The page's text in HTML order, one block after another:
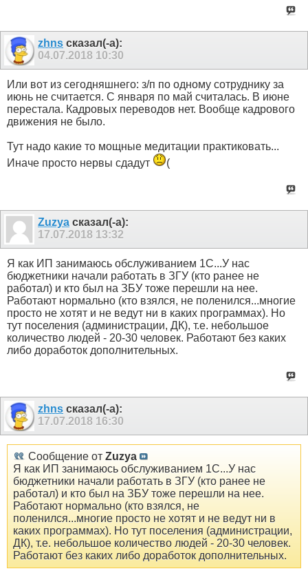
zhns сказал(-а):
04.07.2018 10:30
Или вот из сегодняшнего: з/п по одному сотруднику за
июнь не считается. С января по май считалась. В июне
перестала. Кадровых переводов нет. Вообще кадрового
движения не было.
Тут надо какие то мощные медитации практиковать...
Иначе просто нервы сдадут
(
Zuzya сказал(-а):
17.07.2018 13:32
Я как ИП занимаюсь обслуживанием 1С...У нас
бюджетники начали работать в ЗГУ (кто ранее не
работал) и кто был на ЗБУ тоже перешли на нее.
Работают нормально (кто взялся, не поленился...многие
просто не хотят и не ведут ни в каких программах). Но
тут поселения (администрации, ДК), т.е. небольшое
количество людей - 20-30 человек. Работают без каких
либо доработок дополнительных.
zhns сказал(-а):
17.07.2018 16:30
Сообщение от Zuzya
Я как ИП занимаюсь обслуживанием 1С...У нас
бюджетники начали работать в ЗГУ (кто ранее не
работал) и кто был на ЗБУ тоже перешли на нее.
Работают нормально (кто взялся, не
поленился...многие просто не хотят и не ведут ни в
каких программах). Но тут поселения (администрации,
ДК), т.е. небольшое количество людей - 20-30 человек.
Работают без каких либо доработок дополнительных.